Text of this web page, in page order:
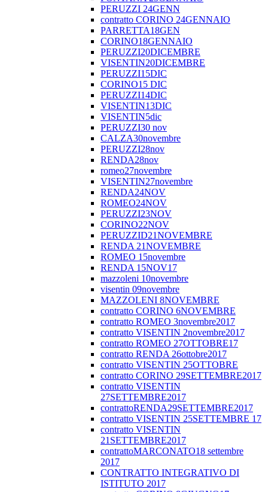
PERUZZI 24GENN
contratto CORINO 24GENNAIO
PARRETTA18GEN
CORINO18GENNAIO
PERUZZI20DICEMBRE
VISENTIN20DICEMBRE
PERUZZI15DIC
CORINO15 DIC
PERUZZI14DIC
VISENTIN13DIC
VISENTIN5dic
PERUZZI30 nov
CALZA30novembre
PERUZZI28nov
RENDA28nov
romeo27novembre
VISENTIN27novembre
RENDA24NOV
ROMEO24NOV
PERUZZI23NOV
CORINO22NOV
PERUZZID21NOVEMBRE
RENDA 21NOVEMBRE
ROMEO 15novembre
RENDA 15NOV17
mazzoleni 10novembre
visentin 09novembre
MAZZOLENI 8NOVEMBRE
contratto CORINO 6NOVEMBRE
contratto ROMEO 3novembre2017
contratto VISENTIN 2novembre2017
contratto ROMEO 27OTTOBRE17
contratto RENDA 26ottobre2017
contratto VISENTIN 25OTTOBRE
contratto CORINO 29SETTEMBRE2017
contratto VISENTIN
27SETTEMBRE2017
contrattoRENDA29SETTEMBRE2017
contratto VISENTIN 25SETTEMBRE 17
contratto VISENTIN
21SETTEMBRE2017
contrattoMARCONATO18 settembre
2017
CONTRATTO INTEGRATIVO DI
ISTITUTO 2017